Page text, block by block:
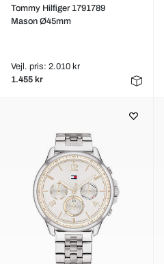
Tommy Hilfiger 1791789
Mason Ø45mm
Vejl. pris: 2.010 kr
1.455 kr